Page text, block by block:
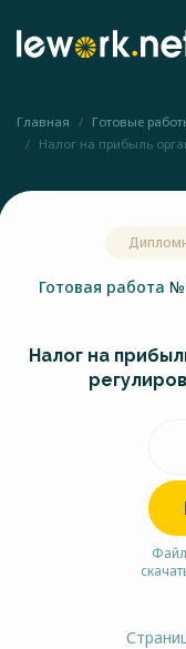
Главная Готовые
Налог на прибыль
Готовая работа
Налог на